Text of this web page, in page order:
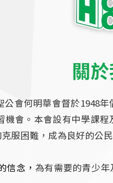
關
會何明華會督於1948
會。本會設有中學課
服困難，成為良好的公
信念， 為有需要的青少